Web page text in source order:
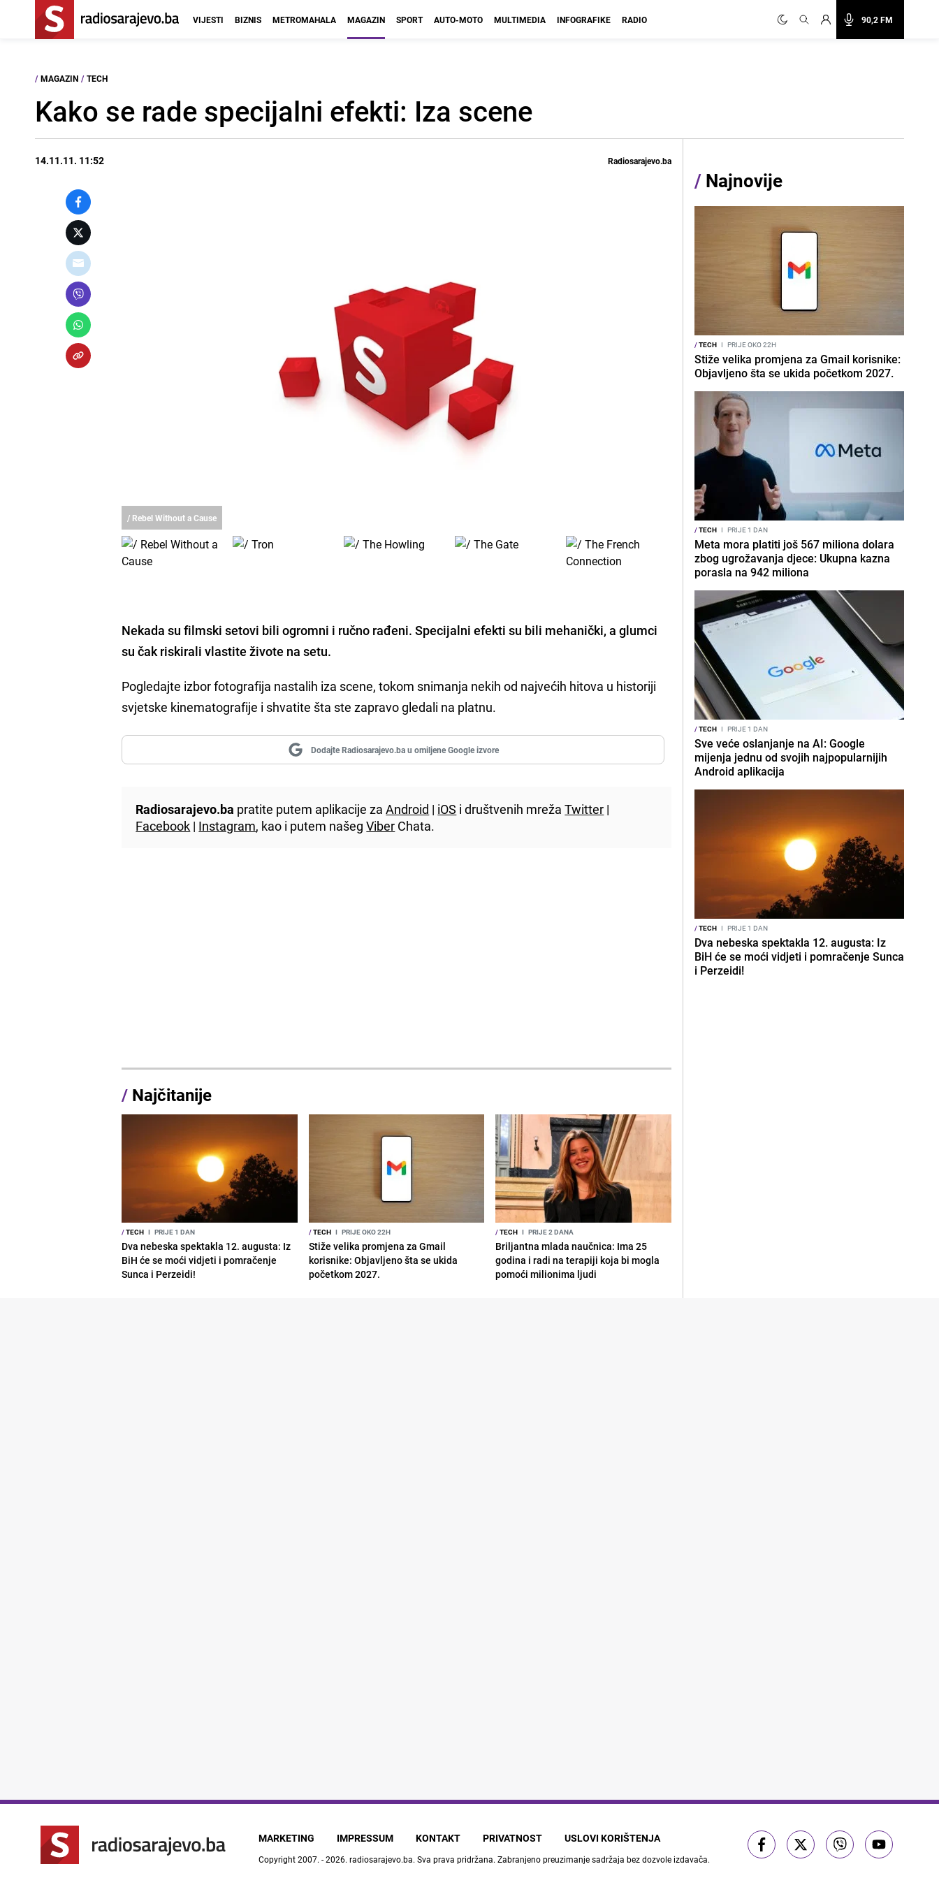
90,2 FM
VIJESTI BIZNIS METROMAHALA MAGAZIN SPORT AUTO-MOTO MULTIMEDIA INFOGRAFIKE RADIO
/ MAGAZIN / TECH
Kako se rade specijalni efekti: Iza scene
14.11.11. 11:52 Radiosarajevo.ba
/ Rebel Without a Cause
Nekada su filmski setovi bili ogromni i ručno rađeni. Specijalni efekti su bili mehanički, a glumci
su čak riskirali vlastite živote na setu.
Pogledajte izbor fotografija nastalih iza scene, tokom snimanja nekih od najvećih hitova u historiji
svjetske kinematografije i shvatite šta ste zapravo gledali na platnu.
Dodajte Radiosarajevo.ba u omiljene Google izvore
Radiosarajevo.ba pratite putem aplikacije zaAndroid | iOS i društvenih mrežaTwitter |
Facebook | Instagram, kao i putem našegViber Chata.
/ Najčitanije
/TECH I PRIJE 1 DAN
Dva nebeska spektakla 12. augusta: Iz
BiH će se moći vidjeti i pomračenje
Sunca i Perzeidi!
/TECH I PRIJE OKO 22H
Stiže velika promjena za Gmail
korisnike: Objavljeno šta se ukida
početkom 2027.
/TECH I PRIJE 2 DANA
Briljantna mlada naučnica: Ima 25
godina i radi na terapiji koja bi mogla
pomoći milionima ljudi
/ Najnovije
/TECH I PRIJE OKO 22H
Stiže velika promjena za Gmail korisnike:
Objavljeno šta se ukida početkom 2027.
/TECH I PRIJE 1 DAN
Meta mora platiti još 567 miliona dolara
zbog ugrožavanja djece: Ukupna kazna
porasla na 942 miliona
/TECH I PRIJE 1 DAN
Sve veće oslanjanje na AI: Google
mijenja jednu od svojih najpopularnijih
Android aplikacija
/TECH I PRIJE 1 DAN
Dva nebeska spektakla 12. augusta: Iz
BiH će se moći vidjeti i pomračenje Sunca
i Perzeidi!
MARKETING IMPRESSUM KONTAKT PRIVATNOST USLOVI KORIŠTENJA
Copyright 2007. - 2026. radiosarajevo.ba. Sva prava pridržana. Zabranjeno preuzimanje sadržaja bez dozvole izdavača.